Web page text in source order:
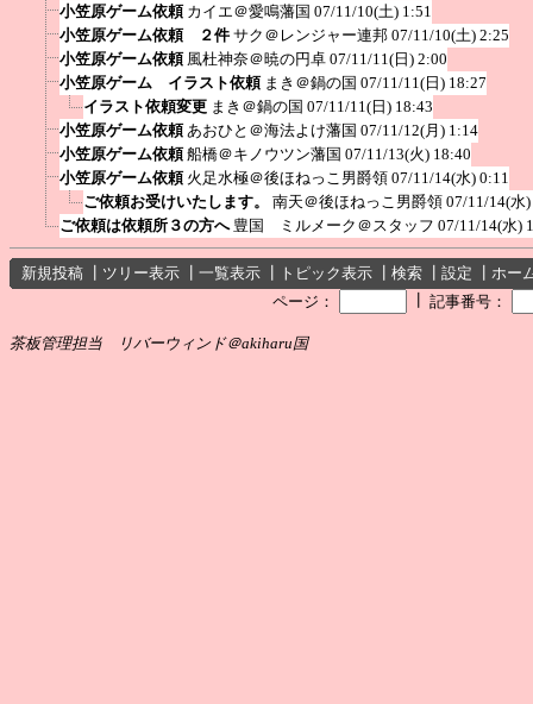
小笠原ゲーム依頼 カイエ＠愛鳴藩国 07/11/10(土) 1:51
小笠原ゲーム依頼 ２件 サク＠レンジャー連邦 07/11/10(土) 2:25
小笠原ゲーム依頼 風杜神奈＠暁の円卓 07/11/11(日) 2:00
小笠原ゲーム イラスト依頼 まき＠鍋の国 07/11/11(日) 18:27
イラスト依頼変更 まき＠鍋の国 07/11/11(日) 18:43
小笠原ゲーム依頼 あおひと＠海法よけ藩国 07/11/12(月) 1:14
小笠原ゲーム依頼 船橋＠キノウツン藩国 07/11/13(火) 18:40
小笠原ゲーム依頼 火足水極＠後ほねっこ男爵領 07/11/14(水) 0:11
ご依頼お受けいたします。
南天＠後ほねっこ男爵領 07/11/14(水
ご依頼は依頼所３の方へ 豊国 ミルメーク＠スタッフ 07/11/14(水)
新規投稿 ツリー表示 一覧表示 トピック表示 検索 設定
ホー
ページ：
記事番号：
茶板管理担当 リバーウィンド＠akiharu国